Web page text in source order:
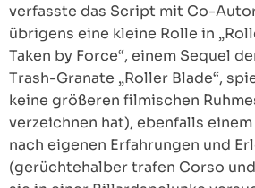
verfasste das Script mit Co-
übrigens eine kleine Rolle in
Taken by Force“, einem Sequel
Trash-Granate „Roller Blade“,
keine größeren filmischen
verzeichnen hat), ebenfalls
nach eigenen Erfahrungen und
(gerüchtehalber trafen Corso